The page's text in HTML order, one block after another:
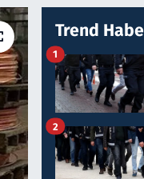
Trend
1
2